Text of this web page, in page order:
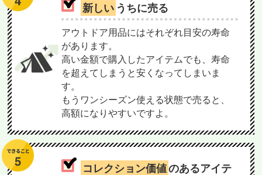
新しい うちに売る
アウトドア用品にはそれぞれ目安の寿命
があります。
高い金額で購入したアイテムでも、寿命
を超えてしまうと安くなってしまいま
す。
もうワンシーズン使える状態で売ると、
高額になりやすいですよ。
コレクション価値のあるアイテ